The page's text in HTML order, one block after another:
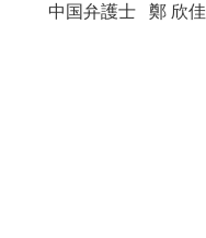
中国弁護士 鄭 欣佳